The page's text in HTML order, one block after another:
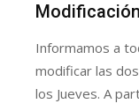
Informamos a
modificar las
los Jueves. A